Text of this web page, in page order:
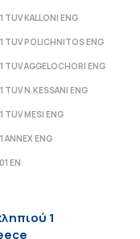
TUV KALLONI ENG
TUV POLICHNITOS ENG
TUV AGGELOCHORI ENG
TUV N.KESSANI ENG
TUV MESI ENG
ANNEX ENG
EN
1